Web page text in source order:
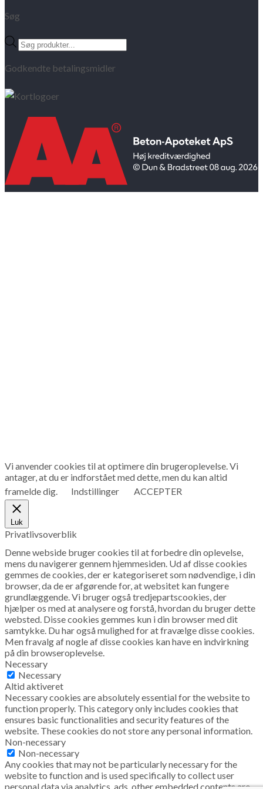
Søg
Products
search
Godkendte betalingsmidler
Vi anvender cookies til at optimere din brugeroplevelse. Vi
antager, at du er indforstået med dette, men du kan altid
framelde dig.
Indstillinger ACCEPTER
Luk
Privatlivsoverblik
Denne webside bruger cookies til at forbedre din oplevelse,
mens du navigerer gennem hjemmesiden. Ud af disse cookies
gemmes de cookies, der er kategoriseret som nødvendige, i din
browser, da de er afgørende for, at websitet kan fungere
grundlæggende. Vi bruger også tredjepartscookies, der
hjælper os med at analysere og forstå, hvordan du bruger dette
websted. Disse cookies gemmes kun i din browser med dit
samtykke. Du har også mulighed for at fravælge disse cookies.
Men fravalg af nogle af disse cookies kan have en indvirkning
på din browseroplevelse.
Necessary
Necessary
Altid aktiveret
Necessary cookies are absolutely essential for the website to
function properly. This category only includes cookies that
ensures basic functionalities and security features of the
website. These cookies do not store any personal information.
Non-necessary
Non-necessary
Any cookies that may not be particularly necessary for the
website to function and is used specifically to collect user
personal data via analytics, ads, other embedded contents are